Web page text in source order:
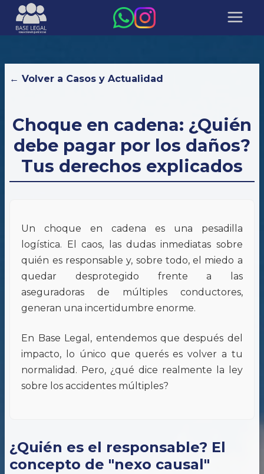
← Volver a Casos y Actualidad
Choque en cadena: ¿Quién
debe pagar por los daños?
Tus derechos explicados
Un choque en cadena es una pesadilla
logística. El caos, las dudas inmediatas sobre
quién es responsable y, sobre todo, el miedo a
quedar desprotegido frente a las
aseguradoras de múltiples conductores,
generan una incertidumbre enorme.
En Base Legal, entendemos que después del
impacto, lo único que querés es volver a tu
normalidad. Pero, ¿qué dice realmente la ley
sobre los accidentes múltiples?
¿Quién es el responsable? El
concepto de "nexo causal"